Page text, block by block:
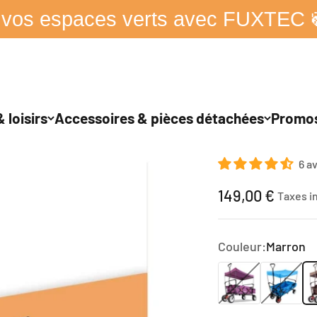
espaces verts avec FUXTEC
loisirs Accessoires & pièces détachées
6
Prix de vente
149,00 € Taxes
Couleur:Marron
Pourpre Turquoise